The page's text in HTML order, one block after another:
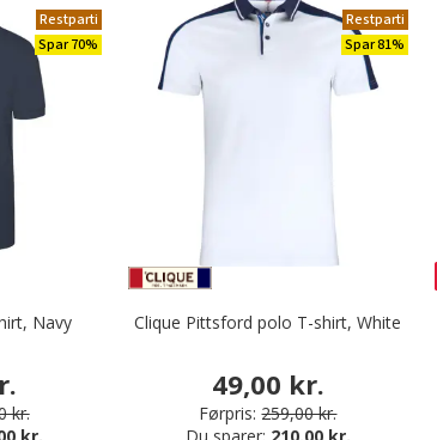
Restparti
Spar 70%
Navy
kr.
Restparti
Spar 81%
Clique Pittsford polo T-shirt, White
49,00 kr.
Førpris: 259,00 kr.